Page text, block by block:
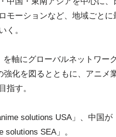
モーションなど、地域ごとに
く。
軸にグローバルネットワー
化を図るとともに、アニメ
指す。
solutions USA」、中国が
SEA」。